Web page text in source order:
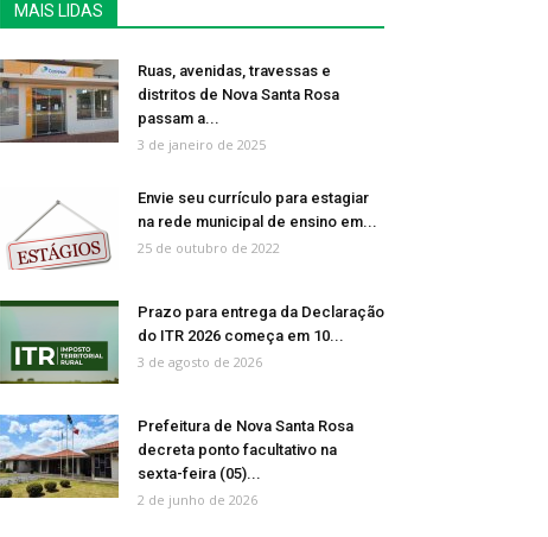
MAIS LIDAS
Ruas, avenidas, travessas e
distritos de Nova Santa Rosa
passam a...
3 de janeiro de 2025
Envie seu currículo para estagiar
na rede municipal de ensino em...
25 de outubro de 2022
Prazo para entrega da Declaração
do ITR 2026 começa em 10...
3 de agosto de 2026
Prefeitura de Nova Santa Rosa
decreta ponto facultativo na
sexta-feira (05)...
2 de junho de 2026